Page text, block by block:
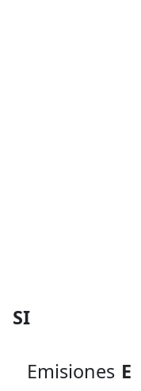
SI
Emisiones E